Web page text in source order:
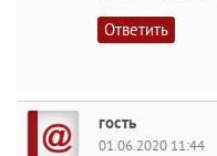
Ответить
гость
01.06.2020 11:44